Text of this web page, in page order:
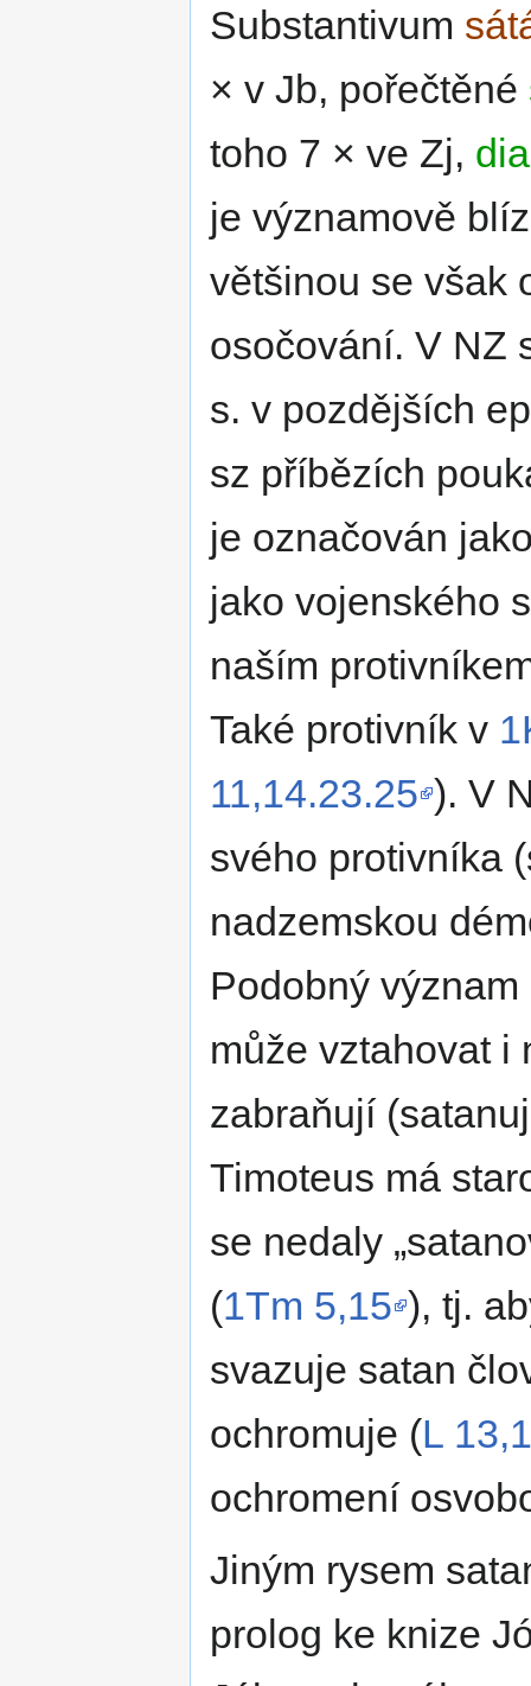
Substantivum
× v Jb, pořečtěné
toho 7 × ve Zj,
je významově
většinou se však
osočování. V NZ
s. v pozdějších
sz příbězích
je označován
jako vojenského
naším
Také protivník v
11,14.23.25 ). V
svého protivníka
nadzemskou
Podobný
může vztahovat i
zabraňují
Timoteus má
se nedaly
(1Tm 5,15 ), tj.
svazuje satan
ochromuje (L
ochromení
Jiným rysem
prolog ke knize